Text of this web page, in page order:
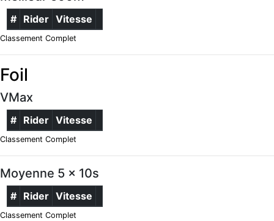
# Rider Vitesse
Classement Complet
Foil
VMax
# Rider Vitesse
Classement Complet
Moyenne 5 x 10s
# Rider Vitesse
Classement Complet